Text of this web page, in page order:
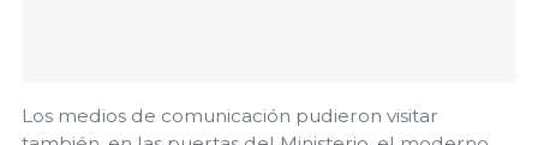
Los medios de comunicación pudieron visitar